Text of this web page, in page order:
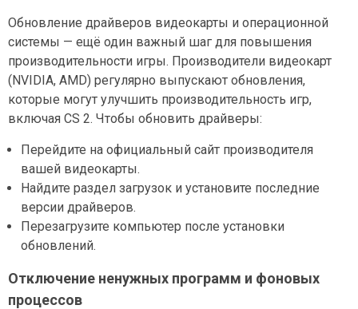
Обновление драйверов видеокарты и операционной
системы — ещё один важный шаг для повышения
производительности игры. Производители видеокарт
(NVIDIA, AMD) регулярно выпускают обновления,
которые могут улучшить производительность игр,
включая CS 2. Чтобы обновить драйверы:
Перейдите на официальный сайт производителя
вашей видеокарты.
Найдите раздел загрузок и установите последние
версии драйверов.
Перезагрузите компьютер после установки
обновлений.
Отключение ненужных программ и фоновых
процессов